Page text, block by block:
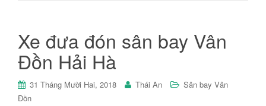
Xe đưa đón sân bay Vân
Đồn Hải Hà
31 Tháng Mười Hai, 2018 Thái An
Sân bay Vân
Đồn